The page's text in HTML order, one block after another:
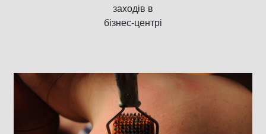
заходів в
бізнес-центрі